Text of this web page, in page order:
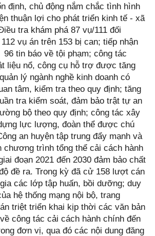
định, chủ động nắm chắc tình hình
thuận lợi cho phát triển kinh tế - xã
tra khám phá 87 vụ/111 đối
vụ án trên 153 bị can; tiếp nhận
tin báo về tội phạm; công tác
liệu nổ, công cụ hỗ trợ được tăng
lý ngành nghề kinh doanh có
tâm, kiểm tra theo quy định; tăng
tra kiểm soát, đảm bảo trật tự an
bộ theo quy định; công tác xây
lực lượng, đoàn thể được chú
an huyện tập trung đẩy mạnh và
trình tổng thể cải cách hành
đoạn 2021 đến 2030 đảm bảo chất
đề ra. Trong kỳ đã cử 158 lượt cán
các lớp tập huấn, bồi dưỡng; duy
hệ thống mạng nội bộ, trang
triệt triển khai kịp thời các văn bản
công tác cải cách hành chính đến
đơn vị, qua đó các nội dung đăng